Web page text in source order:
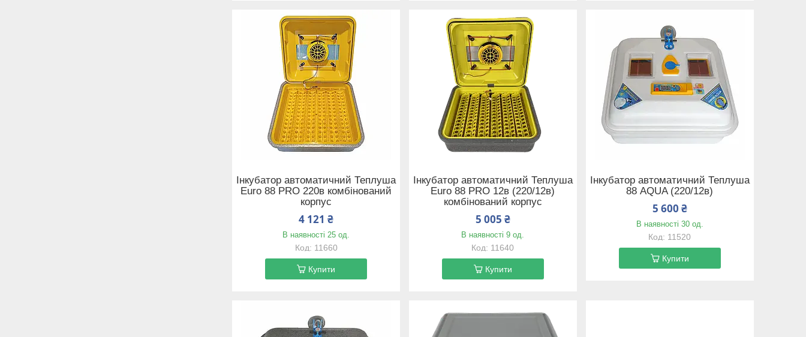
Інкубатор автоматичний Теплуша
Euro 88 PRO 220в комбінований
корпус
4 121 ₴
В наявності 25 од.
11660
Купити
Інкубатор автоматичний Теплуша
Euro 88 PRO 12в (220/12в)
комбінований корпус
5 005 ₴
В наявності 9 од.
11640
Купити
Інкубатор автоматичний Теплуша
88 AQUA (220/12в)
5 600 ₴
В наявності 30 од.
11520
Купити